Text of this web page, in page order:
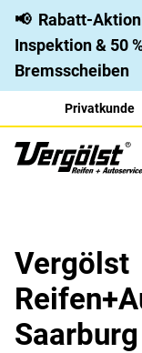
📢 Rabatt-
Inspektion & 50
Bremsscheiben
Privatkunde
Vergölst
Saarburg